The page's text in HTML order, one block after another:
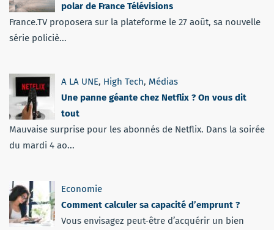
polar de France Télévisions
France.TV proposera sur la plateforme le 27 août, sa nouvelle
série policiè...
A LA UNE, High Tech, Médias
Une panne géante chez Netflix ? On vous dit
tout
Mauvaise surprise pour les abonnés de Netflix. Dans la soirée
du mardi 4 ao...
Economie
Comment calculer sa capacité d’emprunt ?
Vous envisagez peut-être d’acquérir un bien